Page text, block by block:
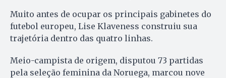
Muito antes de ocupar os principais gabinetes do
futebol europeu, Lise Klaveness construiu sua
trajetória dentro das quatro linhas.
Meio-campista de origem, disputou 73 partidas
pela seleção feminina da Noruega, marcou nove